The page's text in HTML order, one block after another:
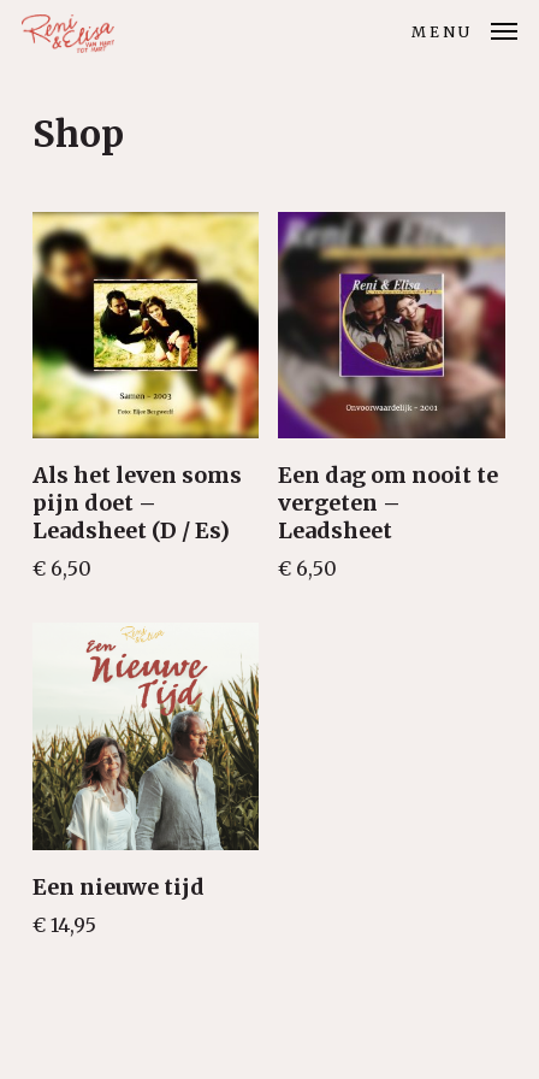
Skip
content
MENU
Shop
Als het leven soms
pijn doet –
Leadsheet (D / Es)
€6,50
Een dag om nooit te
vergeten –
Leadsheet
€ 6,50
Een nieuwe tijd
€14,95